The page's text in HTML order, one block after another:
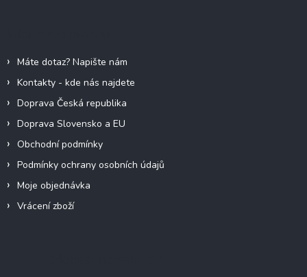
Máte dotaz? Napište nám
Kontakty - kde nás najdete
Doprava Česká republika
Doprava Slovensko a EU
Obchodní podmínky
Podmínky ochrany osobních údajů
Moje objednávka
Vrácení zboží